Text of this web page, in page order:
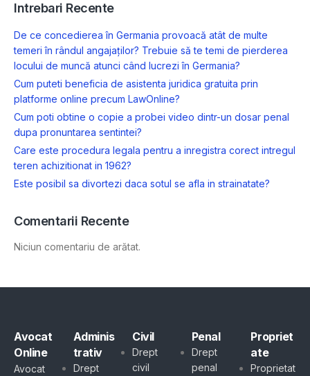
Intrebari Recente
De ce concedierea în Germania provoacă atât de multe
temeri în rândul angajaților? Trebuie să te temi de pierderea
locului de muncă atunci când lucrezi în Germania?
Cum puteti beneficia de asistenta juridica gratuita prin
platforme online precum LawOnline?
Cum poti obtine o copie a probei video dintr-un dosar penal
dupa pronuntarea sentintei?
Care este procedura legala pentru a inregistra corect intregul
teren achizitionat in 1962?
Este posibil sa divortezi daca sotul se afla in strainatate?
Comentarii Recente
Niciun comentariu de arătat.
Avocat
Online
Avocat
Adminis
trativ
Drept
Civil
Drept
civil
Penal
Drept
penal
Propriet
ate
Proprietat